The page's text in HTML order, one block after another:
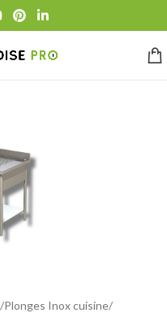
Plonges Inox cuisine